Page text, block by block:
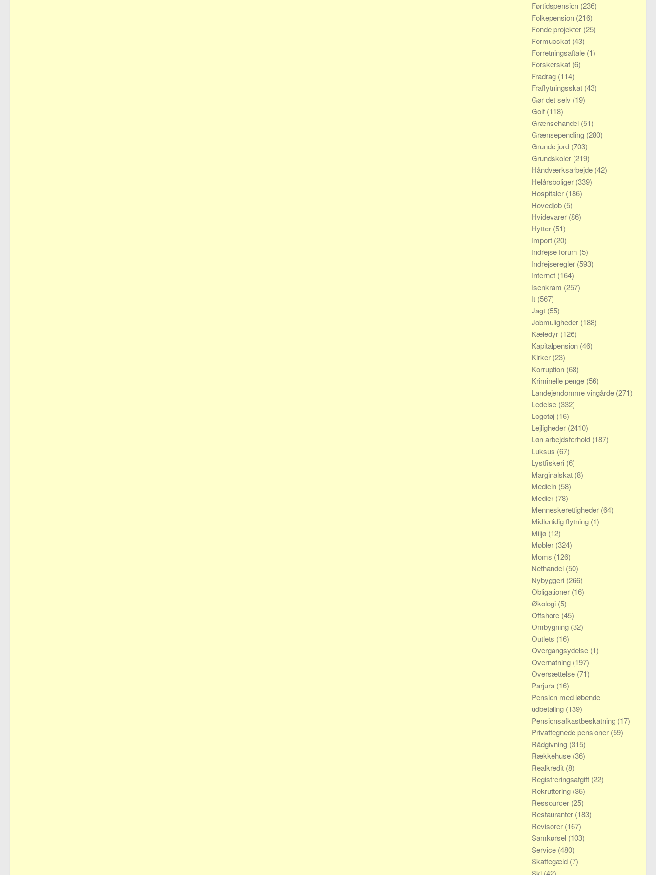
Førtidspension (236)
Folkepension (216)
Fonde projekter (25)
Formueskat (43)
Forretningsaftale (1)
Forskerskat (6)
Fradrag (114)
Fraflytningsskat (43)
Gør det selv (19)
Golf (118)
Grænsehandel (51)
Grænsependling (280)
Grunde jord (703)
Grundskoler (219)
Håndværksarbejde (42)
Helårsboliger (339)
Hospitaler (186)
Hovedjob (5)
Hvidevarer (86)
Hytter (51)
Import (20)
Indrejse forum (5)
Indrejseregler (593)
Internet (164)
Isenkram (257)
It (567)
Jagt (55)
Jobmuligheder (188)
Kæledyr (126)
Kapitalpension (46)
Kirker (23)
Korruption (68)
Kriminelle penge (56)
Landejendomme vingårde (271)
Ledelse (332)
Legetøj (16)
Lejligheder (2410)
Løn arbejdsforhold (187)
Luksus (67)
Lystfiskeri (6)
Marginalskat (8)
Medicin (58)
Medier (78)
Menneskerettigheder (64)
Midlertidig flytning (1)
Miljø (12)
Møbler (324)
Moms (126)
Nethandel (50)
Nybyggeri (266)
Obligationer (16)
Økologi (5)
Offshore (45)
Ombygning (32)
Outlets (16)
Overgangsydelse (1)
Overnatning (197)
Oversættelse (71)
Parjura (16)
Pension med løbende
udbetaling (139)
Pensionsafkastbeskatning (17)
Privattegnede pensioner (59)
Rådgivning (315)
Rækkehuse (36)
Realkredit (8)
Registreringsafgift (22)
Rekruttering (35)
Ressourcer (25)
Restauranter (183)
Revisorer (167)
Samkørsel (103)
Service (480)
Skattegæld (7)
Ski (42)